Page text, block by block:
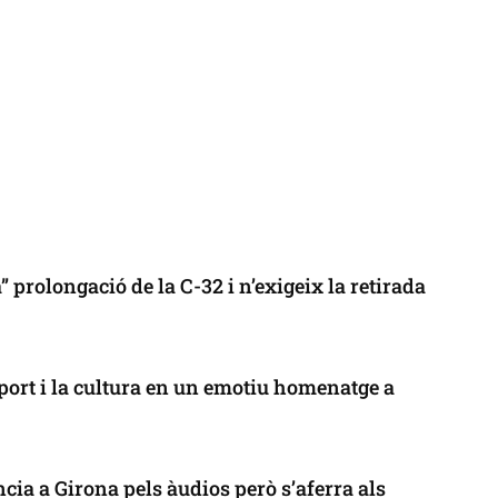
prolongació de la C-32 i n’exigeix la retirada
i la cultura en un emotiu homenatge a
a Girona pels àudios però s’aferra als